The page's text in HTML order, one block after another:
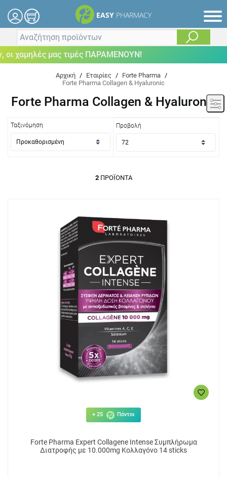
EASY PHARMACY
χαμηλές μας τιμές ΠΑΡΑΜΕΝΟΥΝ!
Αρχική / Εταιρίες / Forte Pharma /
Forte Pharma Collagen & Hyaluronic
Forte Pharma Collagen & Hyaluronic
Ταξινόμηση Προβολή
2ΠΡΟΪΌΝΤΑ
+ 25 Πόντοι
Forte Pharma Expert Collagene Intense Συμπλήρωμα
Διατροφής με 10.000mg Κολλαγόνο 14 sticks